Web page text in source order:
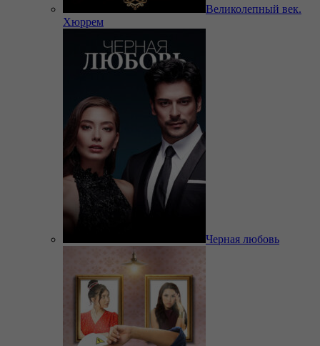
Великолепный век.
Хюррем
Черная любовь